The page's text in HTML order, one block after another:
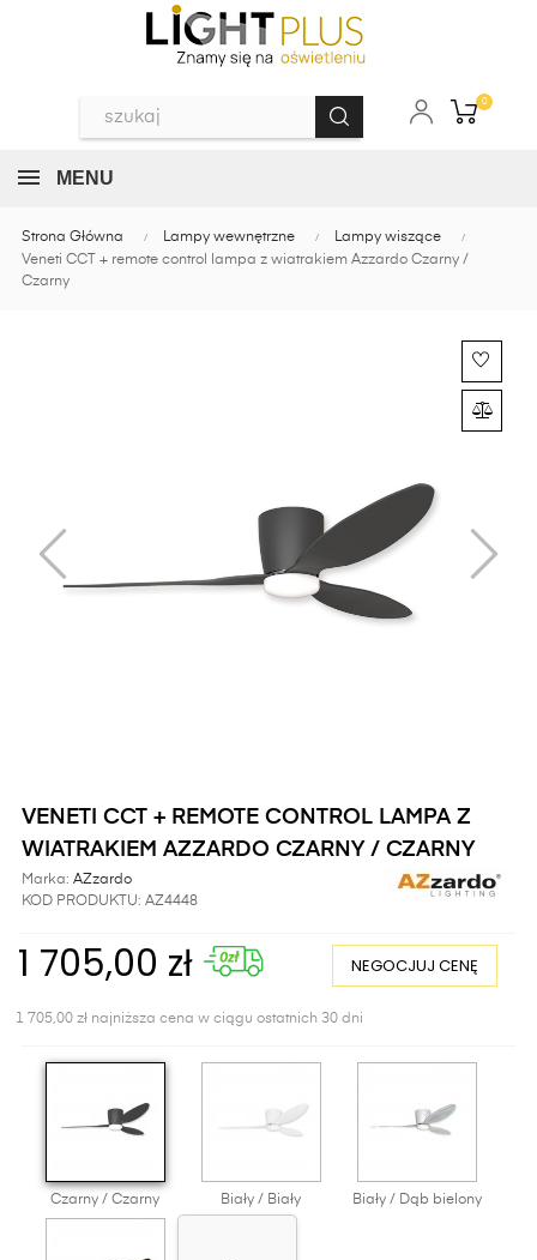
0
MENU
Strona Główna Lampy wewnętrzne
Lampy wiszące
Veneti CCT + remote control lampa z wiatrakiem Azzardo Czarny /
Czarny
VENETI CCT + REMOTE CONTROL LAMPA Z
WIATRAKIEM AZZARDO CZARNY / CZARNY
Marka: AZzardo
KOD PRODUKTU: AZ4448
1 705,00 zł NEGOCJUJ CENĘ
1 705,00 zł najniższa cena w ciągu ostatnich 30 dni
Czarny / Czarny Biały / Biały Biały / Dąb bielony